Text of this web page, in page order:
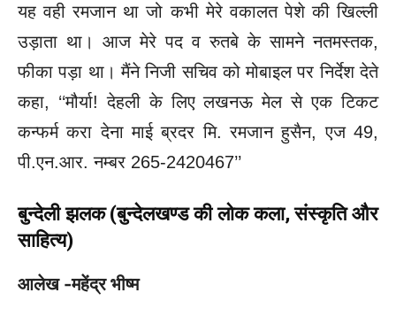
यह वही रमजान था जो कभी मेरे वकालत पेशे की खिल्ली
उड़ाता था। आजमेरे पद व रुतबे के सामने नतमस्तक,
फीका पड़ा था।मैंने निजी सचिव को मोबाइल पर निर्देश देते
कहा, ‘‘मौर्या! देहली के लिएलखनऊ मेल से एक टिकट
कन्फर्म करा देना माई ब्रदर मि. रमजान हुसैन,एज 49,
पी.एन.आर. नम्बर 265-2420467’’
बुन्देली झलक (बुन्देलखण्ड की लोक कला, संस्कृति और
साहित्य)
आलेख -महेंद्र भीष्म